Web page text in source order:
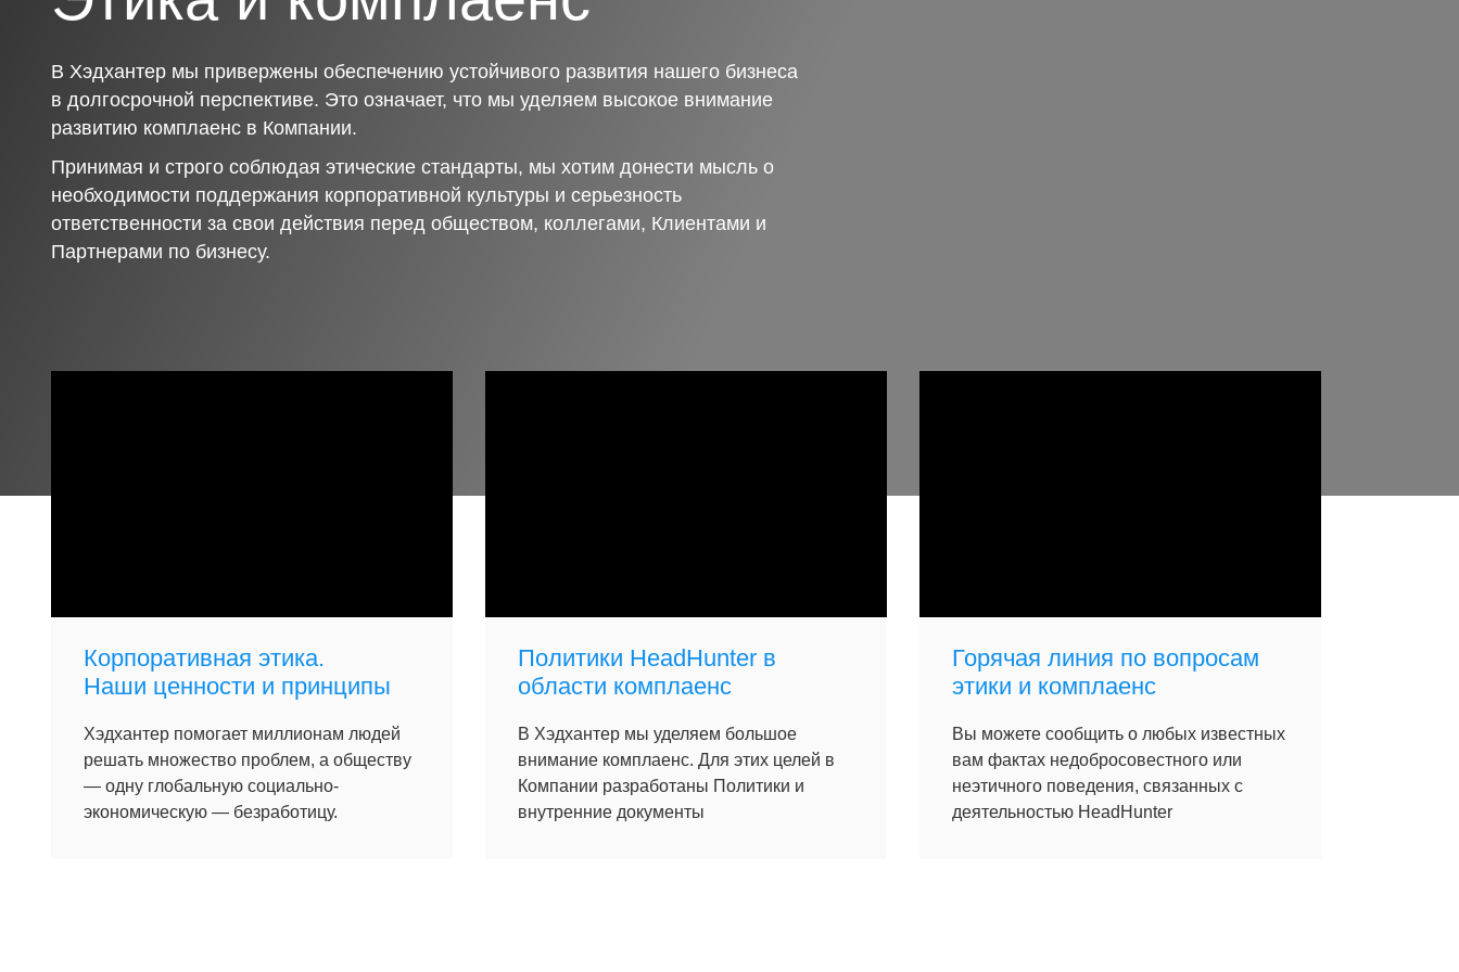
В Хэдхантер мы привержены обеспечению устойчивого развития нашего бизнеса
в долгосрочной перспективе. Это означает, что мы уделяем высокое внимание
развитию комплаенс в Компании.
Принимая и строго соблюдая этические стандарты, мы хотим донести мысль о
необходимости поддержания корпоративной культуры и серьезность
ответственности за свои действия перед обществом, коллегами, Клиентами и
Партнерами по бизнесу.
Корпоративная этика.
Наши ценности и принципы
Хэдхантер помогает миллионам людей
решать множество проблем, а обществу
— одну глобальную социально-
экономическую — безработицу.
Политики HeadHunter в
области комплаенс
В Хэдхантер мы уделяем большое
внимание комплаенс. Для этих целей в
Компании разработаны Политики и
внутренние документы
Горячая линия по вопросам
этики и комплаенс
Вы можете сообщить о любых известных
вам фактах недобросовестного или
неэтичного поведения, связанных с
деятельностью HeadHunter